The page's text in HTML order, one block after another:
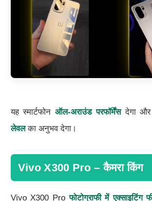
यह स्मार्टफोनऑल-अराउंड परफॉर्मेंसदेगा
लेवलका अनुभव देगा।
Vivo X300 Pro – कैमरा किंग
Vivo X300 Proफोटोग्राफी में एक्साइटिंग